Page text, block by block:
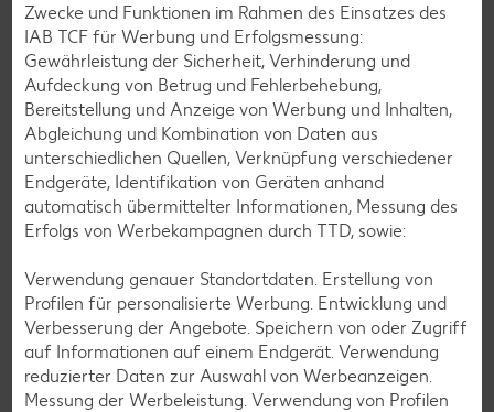
Geflügel-Rezepte
Lamm-Rezepte
Grill-Rezepte
Muffin-Rezepte
Apfelkuchen-Rezepte
Schokokuchen-Rezepte
Torten-Rezepte
Eis-Rezepte
Pfannkuchen-Rezepte
Plätzchen-Rezepte
Zwecke und Funktionen im Rahmen des Einsatzes des
IAB TCF für Werbung und Erfolgsmessung:
Gewährleistung der Sicherheit, Verhinderung und
Aufdeckung von Betrug und Fehlerbehebung,
Bereitstellung und Anzeige von Werbung und Inhalten,
Abgleichung und Kombination von Daten aus
unterschiedlichen Quellen, Verknüpfung verschiedener
Endgeräte, Identifikation von Geräten anhand
automatisch übermittelter Informationen, Messung des
Erfolgs von Werbekampagnen durch TTD, sowie:
Verwendung genauer Standortdaten. Erstellung von
Profilen für personalisierte Werbung. Entwicklung und
Verbesserung der Angebote. Speichern von oder Zugriff
auf Informationen auf einem Endgerät. Verwendung
reduzierter Daten zur Auswahl von Werbeanzeigen.
Messung der Werbeleistung. Verwendung von Profilen